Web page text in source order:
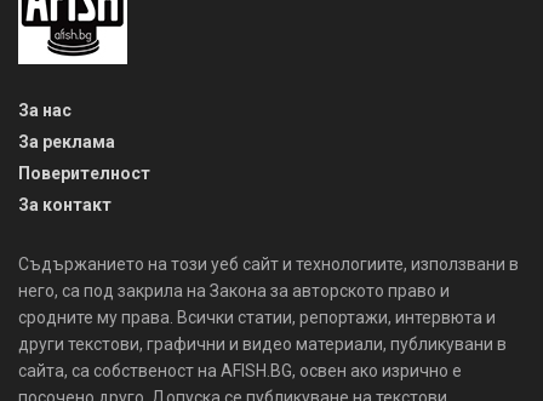
За нас
За реклама
Поверителност
За контакт
Съдържанието на този уеб сайт и технологиите, използвани в
него, са под закрила на Закона за авторското право и
сродните му права. Всички статии, репортажи, интервюта и
други текстови, графични и видео материали, публикувани в
сайта, са собственост на AFISH.BG, освен ако изрично е
посочено друго. Допуска се публикуване на текстови